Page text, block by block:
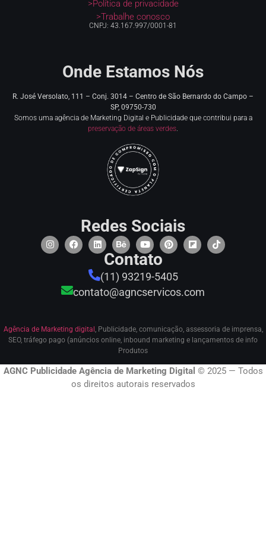
>Política de privacidade
>Trabalhe conosco
CNPJ: 43.167.997/0001-81
Onde Estamos Nós
R. José Versolato, 111 – Conj. 3014 – Centro de São Bernardo do Campo –
SP, 09750-730
Somos uma agência de Marketing Digital e Publicidade que contribui para a
preservação de áreas verdes.
Redes Sociais
Contato
(11) 93219-5405
contato@agncservicos.com
Agência de Marketing digital , Publicidade, comunicação, assessoria de imprensa,
SEO, tráfego pago (anúncios online, inbound marketing e lançamentos de info
Produtos
AGNC Publicidade Agência de Marketing Digital © 2025 — Todos
os direitos autorais reservados